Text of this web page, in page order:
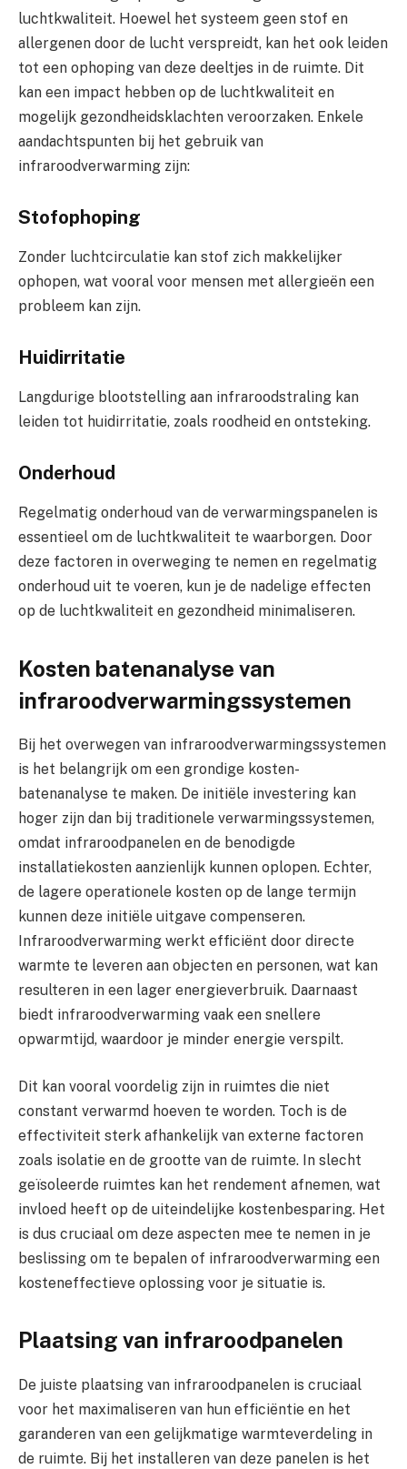
luchtkwaliteit. Hoewel het systeem geen stof en
allergenen door de lucht verspreidt, kan het ook leiden
tot een ophoping van deze deeltjes in de ruimte. Dit
kan een impact hebben op de luchtkwaliteit en
mogelijk gezondheidsklachten veroorzaken. Enkele
aandachtspunten bij het gebruik van
infraroodverwarming zijn:
Stofophoping
Zonder luchtcirculatie kan stof zich makkelijker
ophopen, wat vooral voor mensen met allergieën een
probleem kan zijn.
Huidirritatie
Langdurige blootstelling aan infraroodstraling kan
leiden tot huidirritatie, zoals roodheid en ontsteking.
Onderhoud
Regelmatig onderhoud van de verwarmingspanelen is
essentieel om de luchtkwaliteit te waarborgen. Door
deze factoren in overweging te nemen en regelmatig
onderhoud uit te voeren, kun je de nadelige effecten
op de luchtkwaliteit en gezondheid minimaliseren.
Kosten batenanalyse van
infraroodverwarmingssystemen
Bij het overwegen van infraroodverwarmingssystemen
is het belangrijk om een grondige kosten-
batenanalyse te maken. De initiële investering kan
hoger zijn dan bij traditionele verwarmingssystemen,
omdat infraroodpanelen en de benodigde
installatiekosten aanzienlijk kunnen oplopen. Echter,
de lagere operationele kosten op de lange termijn
kunnen deze initiële uitgave compenseren.
Infraroodverwarming werkt efficiënt door directe
warmte te leveren aan objecten en personen, wat kan
resulteren in een lager energieverbruik. Daarnaast
biedt infraroodverwarming vaak een snellere
opwarmtijd, waardoor je minder energie verspilt.
Dit kan vooral voordelig zijn in ruimtes die niet
constant verwarmd hoeven te worden. Toch is de
effectiviteit sterk afhankelijk van externe factoren
zoals isolatie en de grootte van de ruimte. In slecht
geïsoleerde ruimtes kan het rendement afnemen, wat
invloed heeft op de uiteindelijke kostenbesparing. Het
is dus cruciaal om deze aspecten mee te nemen in je
beslissing om te bepalen of infraroodverwarming een
kosteneffectieve oplossing voor je situatie is.
Plaatsing van infraroodpanelen
De juiste plaatsing van infraroodpanelen is cruciaal
voor het maximaliseren van hun efficiëntie en het
garanderen van een gelijkmatige warmteverdeling in
de ruimte. Bij het installeren van deze panelen is het